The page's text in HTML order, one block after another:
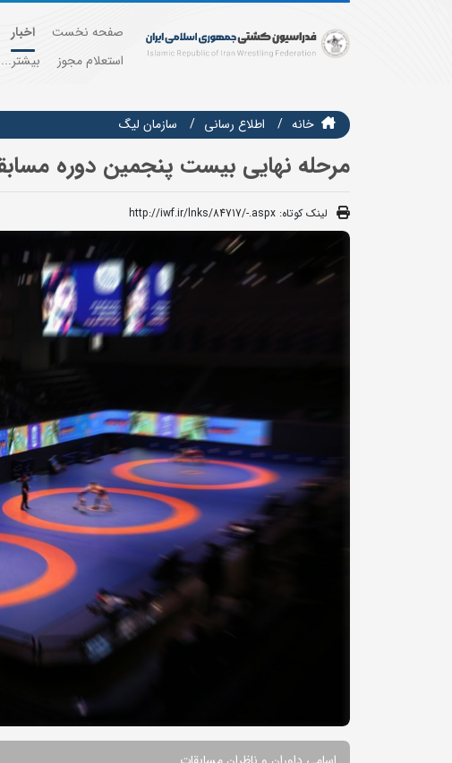
صفحه نخست اخبار
استعلام مجوز
بیشتر...
خانه اطلاع رسانی سازمان ليگ
مرحله نهایی بیست پنجمین دوره
لینک کوتاه: http://iwf.ir/lnks/84717/-.aspx